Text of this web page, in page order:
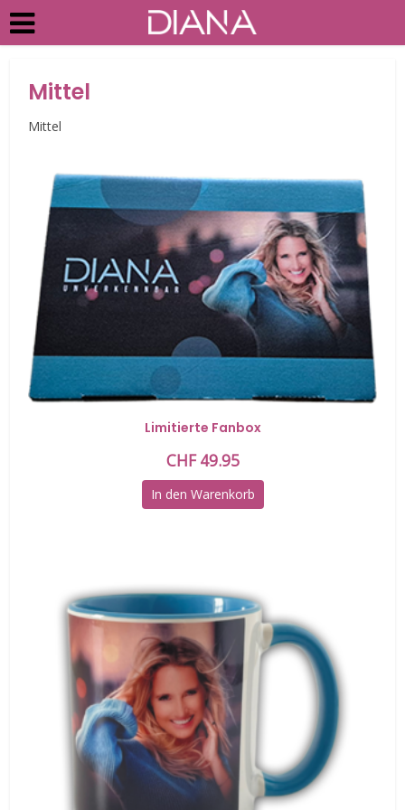
Mittel
Mittel
Limitierte Fanbox
CHF49.95
In den Warenkorb